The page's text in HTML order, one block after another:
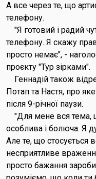
А все через те, що
телефону.
"Я готовий і радий
телефону. Я скажу
просто немає", -
проєкту "Тур зірками".
Геннадій також
Потап та Настя, про
після 9-річної паузи.
"Для мене вся тема,
особлива і болюча. Я
Але те, що стосується
несприятливе
просто бажання